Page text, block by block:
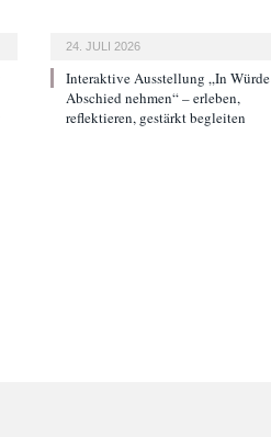
24. JULI 2026
Interaktive Ausstellung „In Würde
Abschied nehmen“ – erleben,
reflektieren, gestärkt begleiten